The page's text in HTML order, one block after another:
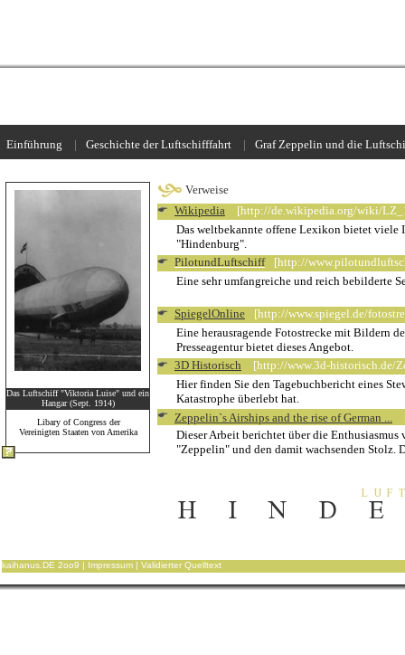
Einführung | Geschichte der Luftschifffahrt | Graf Zeppelin und die
.
kaihanus.DE 2oo9 | Impressum | Validierter Quelltext
Wikipedia
[http://de.wikipedia.org/wiki/
Das weltbekannte offene Lexikon bietet viele
"Hindenburg".
PilotundLuftschiff_
[http://
Eine sehr umfangreiche und reich bebilderte
Eine herausragende Fotostrecke mit Bildern
Presseagentur bietet dieses Angebot.
SpiegelOnline [http://www.spiegel.de/
Hier finden Sie den Tagebuchbericht eines
Katastrophe überlebt hat.
Dieser Arbeit berichtet über die
"Zeppelin" und den damit wachsenden Stolz.
3D Historisch [http://www.3d-historisch.de/
Zeppelin`s Airships and the rise of German ...
Verweise
Das Luftschiff "Viktoria Luise" und ein
Hangar (Sept. 1914)
Libary of Congress der
Vereinigten Staaten von Amerika